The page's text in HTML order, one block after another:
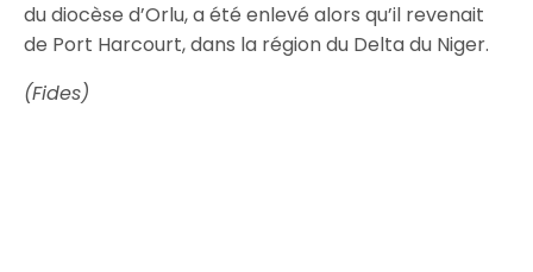
du diocèse d’Orlu, a été enlevé alors qu’il revenait
de Port Harcourt, dans la région du Delta du Niger.
(Fides)